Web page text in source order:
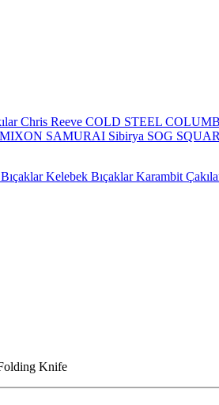
Chris Reeve COLD STEEL
SAMURAI Sibirya SOG
Kelebek BıçaklarKarambit
Knife